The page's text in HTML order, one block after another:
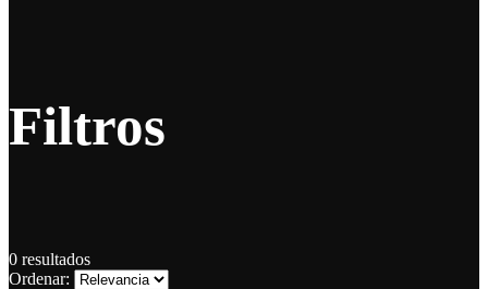
Filtros
0 resultados
Ordenar: